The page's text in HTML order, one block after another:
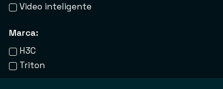
Video inteligente
Marca:
H3C
Triton